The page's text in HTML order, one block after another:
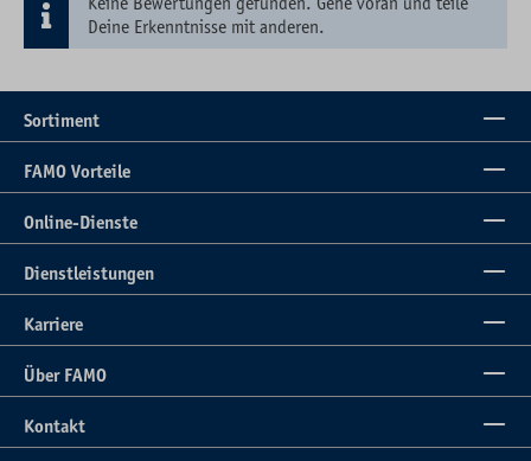
Deine Erkenntnisse mit anderen.
Sortiment
FAMO Vorteile
Online-Dienste
Dienstleistungen
Karriere
Über FAMO
Kontakt